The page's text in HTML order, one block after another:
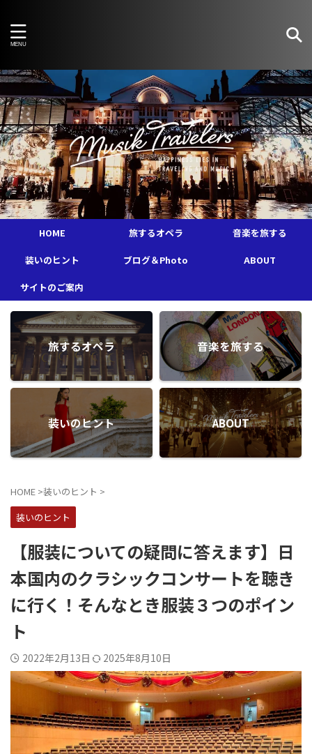
HOME 旅するオペラ 音楽を旅する
装いのヒント ブログ＆Photo ABOUT
サイトのご案内
旅するオペラ 音楽を旅する
装いのヒント ABOUT
HOME >装いのヒント >
装いのヒント
【服装についての疑問に答えます】日
本国内のクラシックコンサートを聴き
に行く！そんなとき服装３つのポイン
ト
2022年2月13日 2025年8月10日